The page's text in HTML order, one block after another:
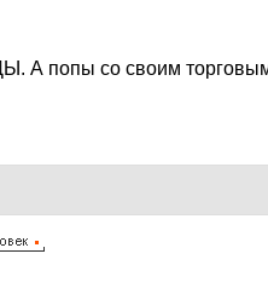
А попы со своим